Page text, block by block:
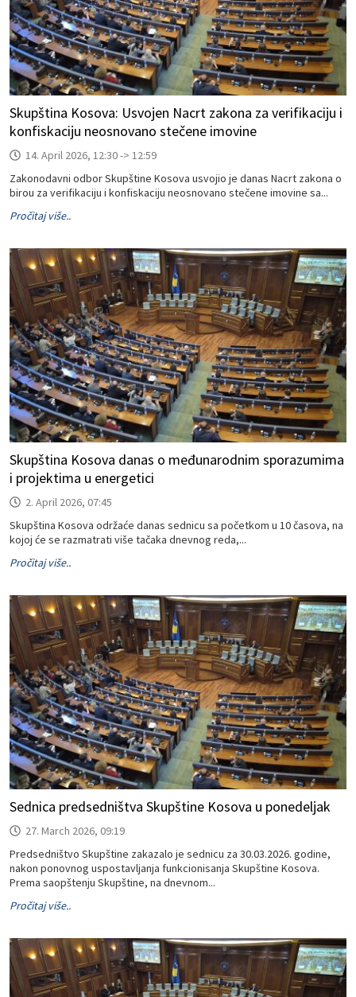
Skupština Kosova: Usvojen Nacrt zakona za verifikaciju i
konfiskaciju neosnovano stečene imovine
14. April 2026, 12:30 -> 12:59
Zakonodavni odbor Skupštine Kosova usvojio je danas Nacrt zakona o
birou za verifikaciju i konfiskaciju neosnovano stečene imovine sa...
Pročitaj više..
Skupština Kosova danas o međunarodnim sporazumima
i projektima u energetici
2. April 2026, 07:45
Skupština Kosova održaće danas sednicu sa početkom u 10 časova, na
kojoj će se razmatrati više tačaka dnevnog reda,...
Pročitaj više..
Sednica predsedništva Skupštine Kosova u ponedeljak
27. March 2026, 09:19
Predsedništvo Skupštine zakazalo je sednicu za 30.03.2026. godine,
nakon ponovnog uspostavljanja funkcionisanja Skupštine Kosova.
Prema saopštenju Skupštine, na dnevnom...
Pročitaj više..